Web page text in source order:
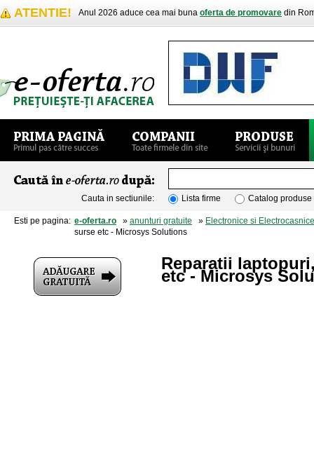
ATENTIE! Anul 2026 aduce cea mai buna oferta de promovare din
Cauta in sectiunile: Lista firme Catalog produse
Esti pe pagina: e-oferta.ro » anunturi gratuite » Electronice si Electrocasnice
surse etc - Microsys Solutions
Reparatii
etc - Microsys